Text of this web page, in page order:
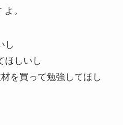
。
し
ほしいし
を買って勉強してほし